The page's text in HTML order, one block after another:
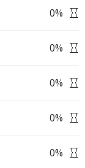
0%
0%
0%
0%
0%